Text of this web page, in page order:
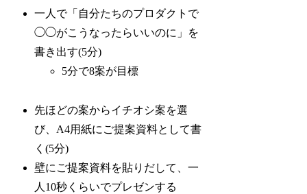
一人で「自分たちのプロダクトで
◯◯がこうなったらいいのに」を
書き出す(5分)
5分で8案が目標
先ほどの案からイチオシ案を選
び、A4用紙にご提案資料として書
く(5分)
壁にご提案資料を貼りだして、一
人10秒くらいでプレゼンする